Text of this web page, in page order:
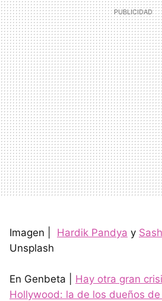
Imagen | Hardik Pandya y
Unsplash
En Genbeta | Hay otra gran
Hollywood: la de los dueños